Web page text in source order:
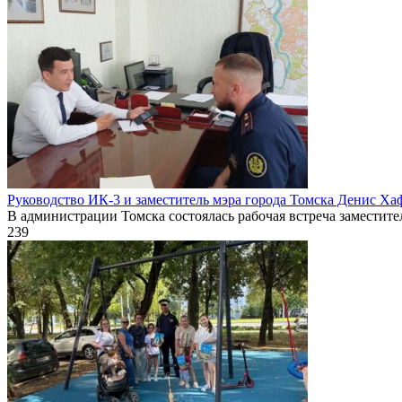
Руководство ИК-3 и заместитель мэра города Томска Денис
В администрации Томска состоялась рабочая встреча
239